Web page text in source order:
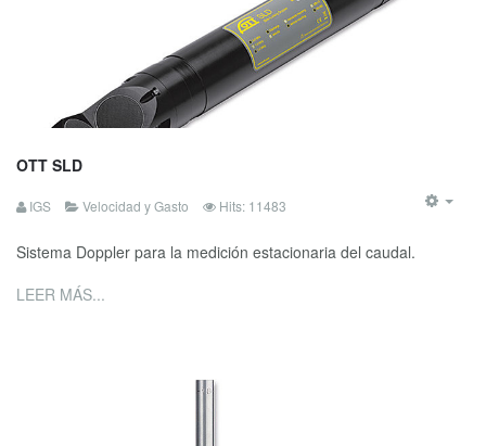
OTT SLD
IGS Velocidad y Gasto Hits: 11483
Sistema Doppler para la medición estacionaria del caudal.
LEER MÁS...